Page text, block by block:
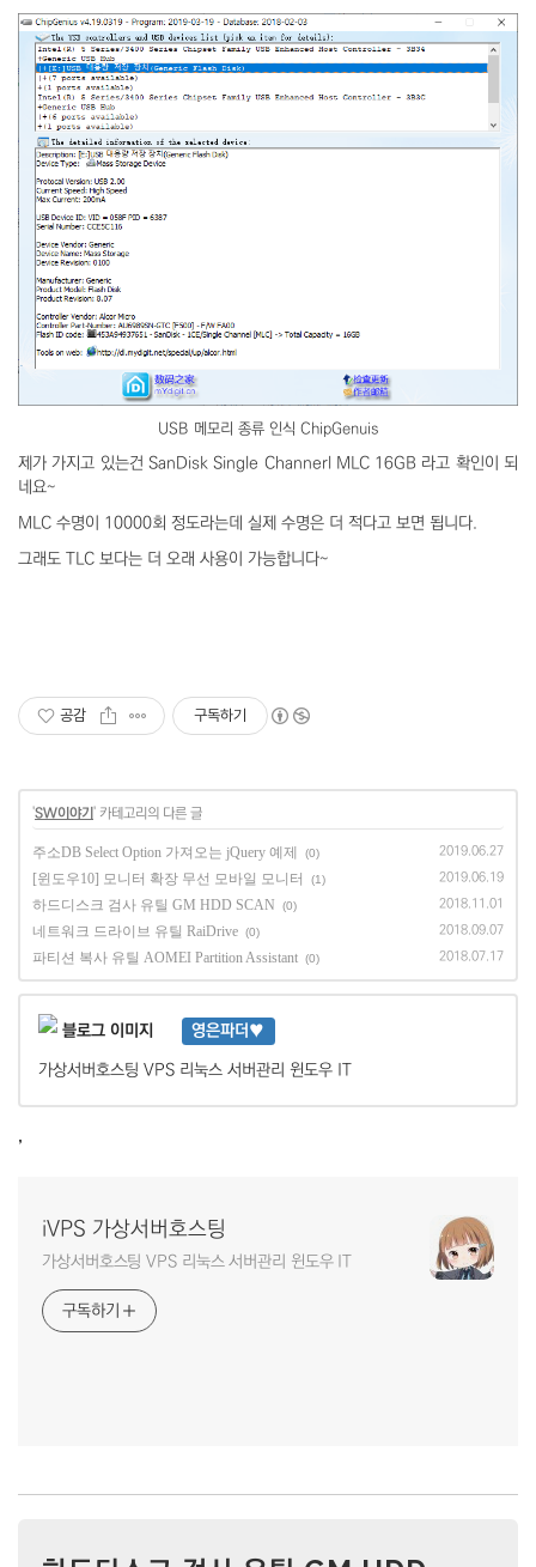
USB 메모리 종류 인식 ChipGenuis
제가 가지고 있는건 SanDisk Single Channerl MLC 16GB 라고 확인이 되
네요~
MLC 수명이 10000회 정도라는데 실제 수명은 더 적다고 보면 됩니다.
그래도 TLC 보다는 더 오래 사용이 가능합니다~
공감 구독하기
'SW이야기 ' 카테고리의 다른 글
주소DB Select Option 가져오는 jQuery 예제 (0) 2019.06.27
[윈도우10] 모니터 확장 무선 모바일 모니터 (1) 2019.06.19
하드디스크 검사 유틸 GM HDD SCAN (0) 2018.11.01
네트워크 드라이브 유틸 RaiDrive (0) 2018.09.07
파티션 복사 유틸 AOMEI Partition Assistant (0) 2018.07.17
영은파더♥
가상서버호스팅 VPS 리눅스 서버관리 윈도우 IT
,
iVPS 가상서버호스팅
가상서버호스팅 VPS 리눅스 서버관리 윈도우 IT
구독하기